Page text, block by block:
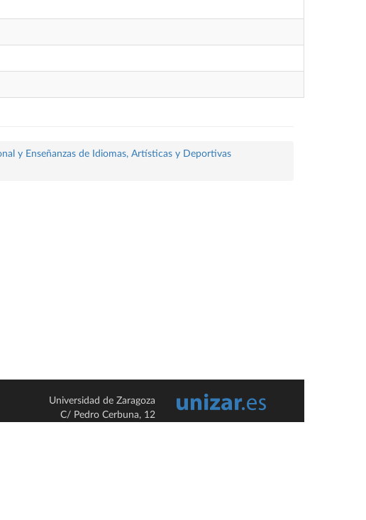
y Enseñanzas de Idiomas, Artísticas y Deportivas
Universidad de Zaragoza
C/ Pedro Cerbuna, 12